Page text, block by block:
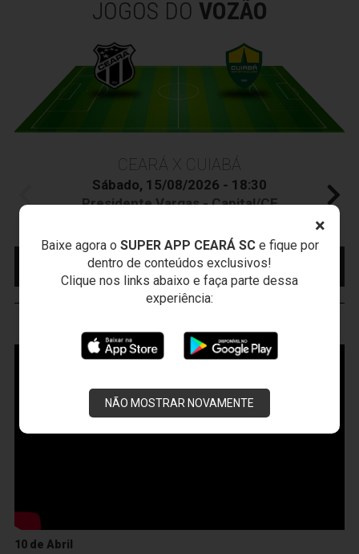
×
Baixe agora o SUPER APP CEARÁ SCe fique por
dentro de conteúdos exclusivos!
Clique nos links abaixo e faça parte dessa
experiência:
NÃO MOSTRAR NOVAMENTE
JOGOS DO VOZÃO
CEARÁ X CUIABÁ
Sábado, 15/08/2026 - 18:30
Presidente Vargas - Capital/CE
Campeonato Brasileiro • 2º Turno • 22 ª Rodada
MAIS INFORMAÇÕES
COMPRE AQUI SEU
INGRESSO
VOZÃOTV
10 de Abril